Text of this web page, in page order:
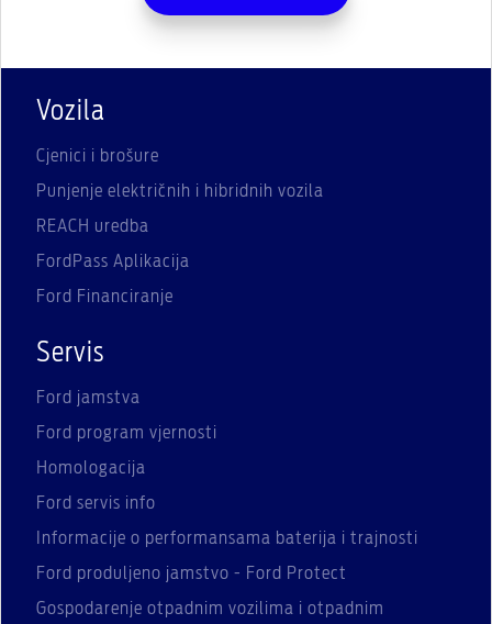
Vozila
Cjenici i brošure
Punjenje električnih i hibridnih vozila
REACH uredba
FordPass Aplikacija
Ford Financiranje
Servis
Ford jamstva
Ford program vjernosti
Homologacija
Ford servis info
Informacije o performansama baterija i trajnosti
Ford produljeno jamstvo - Ford Protect
Gospodarenje otpadnim vozilima i otpadnim